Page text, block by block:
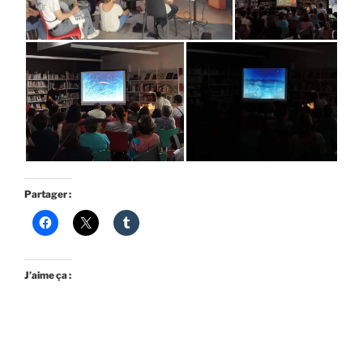
Partager :
J’aime ça :